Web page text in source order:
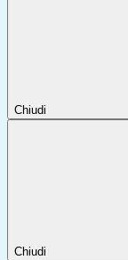
Chiudi
Chiudi